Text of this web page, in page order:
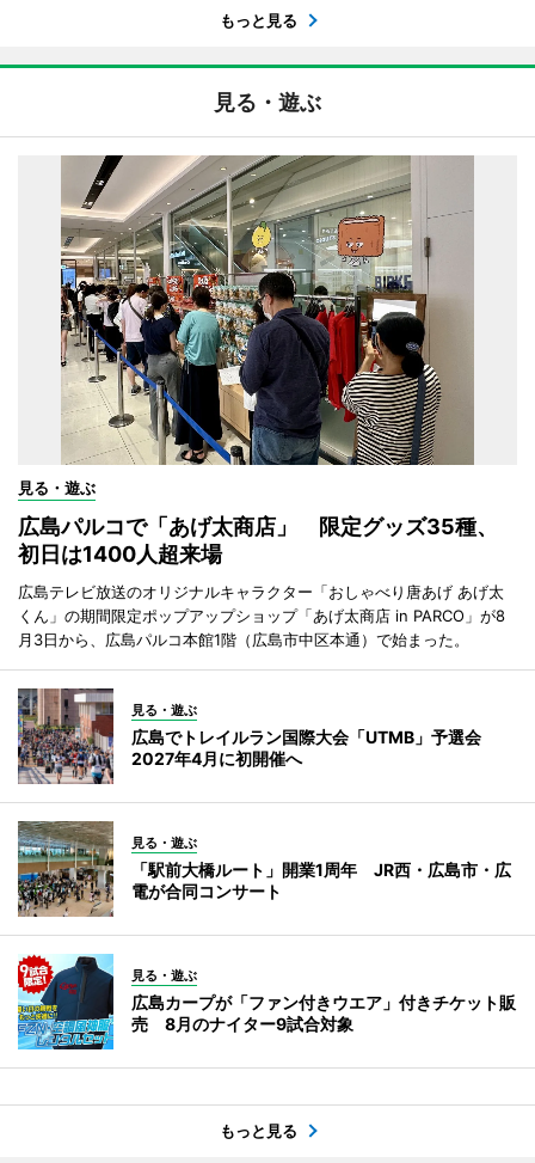
もっと見る
見る・遊ぶ
見る・遊ぶ
広島パルコで「あげ太商店」 限定グッズ35種、
初日は1400人超来場
広島テレビ放送のオリジナルキャラクター「おしゃべり唐あげ あげ太
くん」の期間限定ポップアップショップ「あげ太商店 in PARCO」が8
月3日から、広島パルコ本館1階（広島市中区本通）で始まった。
見る・遊ぶ
広島でトレイルラン国際大会「UTMB」予選会
2027年4月に初開催へ
見る・遊ぶ
「駅前大橋ルート」開業1周年 JR西・広島市・広
電が合同コンサート
見る・遊ぶ
広島カープが「ファン付きウエア」付きチケット販
売 8月のナイター9試合対象
もっと見る